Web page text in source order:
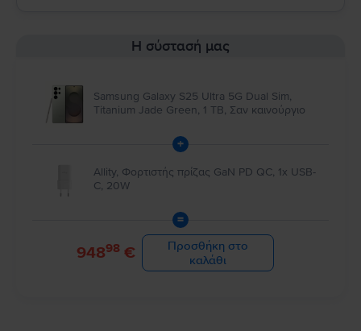
Η σύστασή μας
Samsung Galaxy S25 Ultra 5G Dual Sim,
Titanium Jade Green, 1 TB, Σαν καινούργιο
+
Allity, Φορτιστής πρίζας GaN PD QC, 1x USB-
C, 20W
=
94898€
Προσθήκη στο
καλάθι